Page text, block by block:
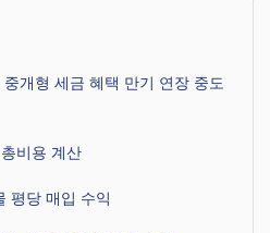
개형 세금 혜택 만기 연장 중도
비용 계산
평당 매입 수익